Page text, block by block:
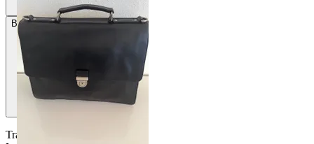
BetalningVia Tradera
Traderas köparskydd